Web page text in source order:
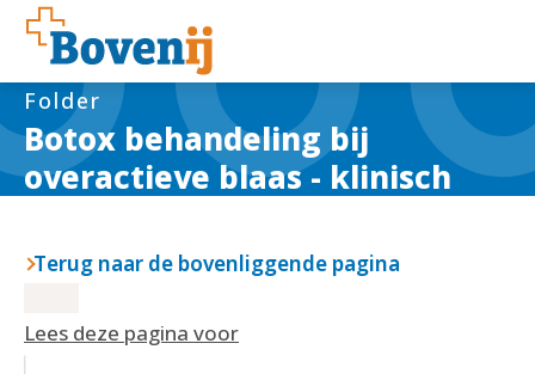
Botox behandeling bij
overactieve blaas - klinisch
Folder
Terug naar de bovenliggende pagina
Lees deze pagina voor